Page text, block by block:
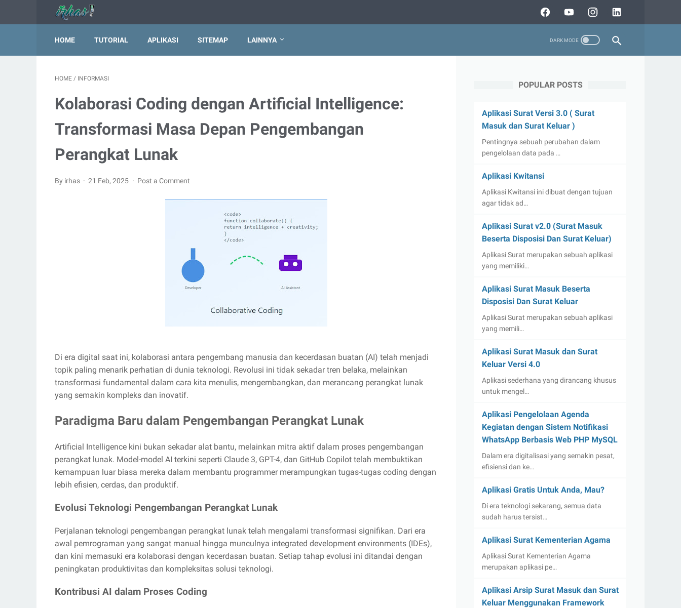
HOME TUTORIAL APLIKASI SITEMAP LAINNYA
HOME / INFORMASI
Kolaborasi Coding dengan Artificial Intelligence:
Transformasi Masa Depan Pengembangan
Perangkat Lunak
By irhas 21 Feb, 2025 Post a Comment
Di era digital saat ini, kolaborasi antara pengembang manusia dan kecerdasan buatan (AI) telah menjadi
topik paling menarik perhatian di dunia teknologi. Revolusi ini tidak sekadar tren belaka, melainkan
transformasi fundamental dalam cara kita menulis, mengembangkan, dan merancang perangkat lunak
yang semakin kompleks dan inovatif.
Paradigma Baru dalam Pengembangan Perangkat Lunak
Artificial Intelligence kini bukan sekadar alat bantu, melainkan mitra aktif dalam proses pengembangan
perangkat lunak. Model-model AI terkini seperti Claude 3, GPT-4, dan GitHub Copilot telah membuktikan
kemampuan luar biasa mereka dalam membantu programmer merampungkan tugas-tugas coding dengan
lebih efisien, cerdas, dan produktif.
Evolusi Teknologi Pengembangan Perangkat Lunak
Perjalanan teknologi pengembangan perangkat lunak telah mengalami transformasi signifikan. Dari era
awal pemrograman yang sangat manual hingga munculnya integrated development environments (IDEs),
dan kini memasuki era kolaborasi dengan kecerdasan buatan. Setiap tahap evolusi ini ditandai dengan
peningkatan produktivitas dan kompleksitas solusi teknologi.
Kontribusi AI dalam Proses Coding
POPULAR POSTS
Aplikasi Surat Versi 3.0 ( Surat
Masuk dan Surat Keluar )
Pentingnya sebuah perubahan dalam
pengelolaan data pada …
Aplikasi Kwitansi
Aplikasi Kwitansi ini dibuat dengan tujuan
agar tidak ad…
Aplikasi Surat v2.0 (Surat Masuk
Beserta Disposisi Dan Surat Keluar)
Aplikasi Surat merupakan sebuah aplikasi
yang memiliki…
Aplikasi Surat Masuk Beserta
Disposisi Dan Surat Keluar
Aplikasi Surat merupakan sebuah aplikasi
yang memili…
Aplikasi Surat Masuk dan Surat
Keluar Versi 4.0
Aplikasi sederhana yang dirancang khusus
untuk mengel…
Aplikasi Pengelolaan Agenda
Kegiatan dengan Sistem Notifikasi
WhatsApp Berbasis Web PHP MySQL
Dalam era digitalisasi yang semakin pesat,
efisiensi dan ke…
Aplikasi Gratis Untuk Anda, Mau?
Di era teknologi sekarang, semua data
sudah harus tersist…
Aplikasi Surat Kementerian Agama
Aplikasi Surat Kementerian Agama
merupakan aplikasi pe…
Aplikasi Arsip Surat Masuk dan Surat
Keluar Menggunakan Framework